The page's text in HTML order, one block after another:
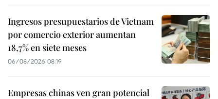
Ingresos presupuestarios de Vietnam
por comercio exterior aumentan
18,7% en siete meses
06/08/2026 08:19
Empresas chinas ven gran potencial